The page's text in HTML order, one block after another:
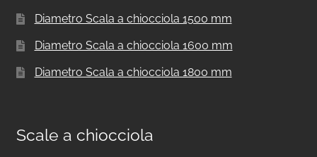
Diametro Scala a chiocciola 1500 mm
Diametro Scala a chiocciola 1600 mm
Diametro Scala a chiocciola 1800 mm
Scale a chiocciola